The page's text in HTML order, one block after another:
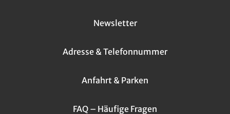
Newsletter
Adresse & Telefonnummer
Anfahrt & Parken
FAQ – Häufige Fragen